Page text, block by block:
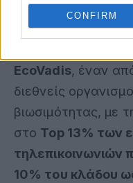
CONFIRM
θετικού
αποτυπώματος. Η
EcoVadis, έναν
διεθνείς
βιωσιμότητας, με
στο Top13% των
τηλεπικοινωνιών
10% του κλάδου